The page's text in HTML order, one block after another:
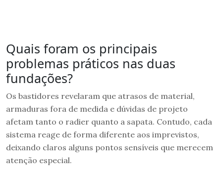
Quais foram os principais
problemas práticos nas duas
fundações?
Os bastidores revelaram que atrasos de material,
armaduras fora de medida e dúvidas de projeto
afetam tanto o radier quanto a sapata. Contudo, cada
sistema reage de forma diferente aos imprevistos,
deixando claros alguns pontos sensíveis que merecem
atenção especial.